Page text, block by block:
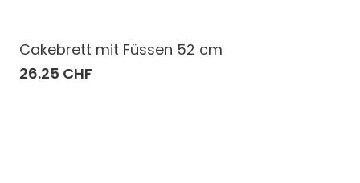
Cakebrett mit Füssen 52 cm
26.25 CHF